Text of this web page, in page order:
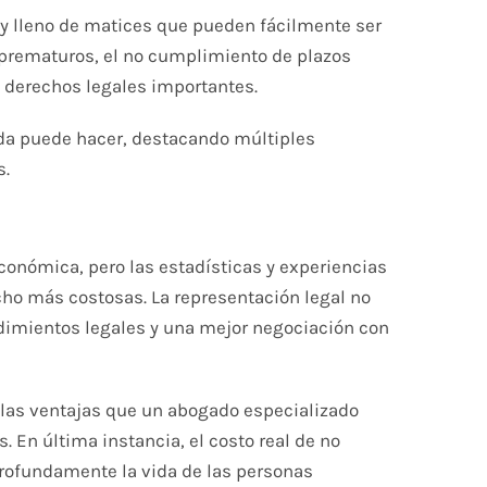
lleno de matices que pueden fácilmente ser
el no cumplimiento de plazos
legales importantes.
puede hacer, destacando múltiples
pero las estadísticas y experiencias
más costosas. La representación legal no
legales y una mejor negociación con
ventajas que un abogado especializado
En última instancia, el costo real de no
la vida de las personas